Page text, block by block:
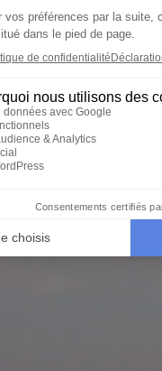
en trois
Off Road,